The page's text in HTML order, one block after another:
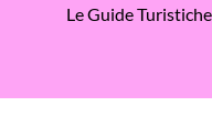
Le Guide Turistiche